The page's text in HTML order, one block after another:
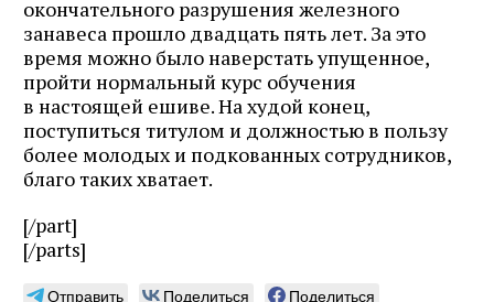
окончательного разрушения железного
занавеса прошло двадцать пять лет. За это
время можно было наверстать упущенное,
пройти нормальный курс обучения
в настоящей ешиве. На худой конец,
поступиться титулом и должностью в пользу
более молодых и подкованных сотрудников,
благо таких хватает.
[/part]
[/parts]
Отправить Поделиться Поделиться